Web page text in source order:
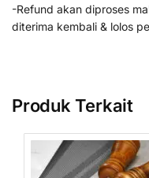
-Refund akan diproses
diterima kembali & lolos
Produk Terkait